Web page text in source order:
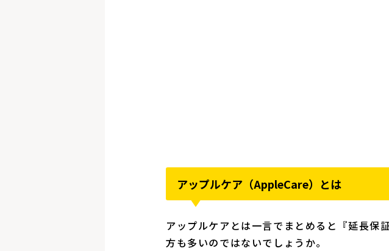
アップルケア（AppleCare）とは
アップルケアとは一言でまとめると『延長保
方も多いのではないでしょうか。